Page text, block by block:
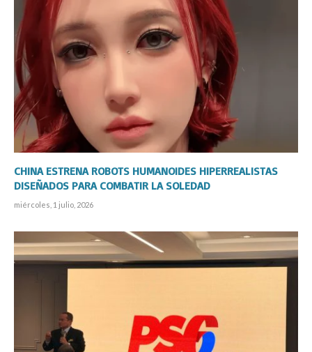
CHINA ESTRENA ROBOTS HUMANOIDES HIPERREALISTAS
DISEÑADOS PARA COMBATIR LA SOLEDAD
miércoles, 1 julio, 2026